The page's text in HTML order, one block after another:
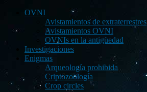
OVNI
Avistamientos de extraterrestres
Avistamientos OVNI
OVNIs en la antigüedad
Investigaciones
Enigmas
Arqueología prohibida
Criptozoología
Crop circles